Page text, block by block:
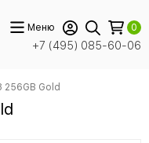
+7 (495) 085-60-06
Меню 0
256GB Gold